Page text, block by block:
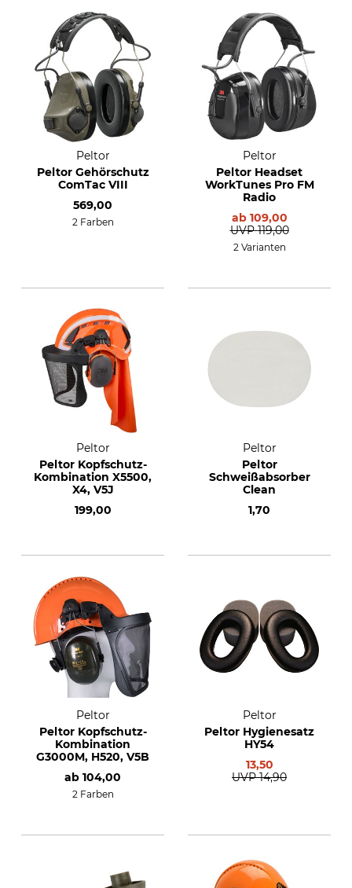
Peltor
Peltor Gehörschutz
ComTac VIII
569,00
2 Farben
Peltor
Peltor Headset
WorkTunes Pro FM
Radio
ab 109,00
UVP 119,00
2 Varianten
Peltor
Peltor Kopfschutz-
Kombination X5500,
X4, V5J
199,00
Peltor
Peltor
Schweißabsorber
Clean
1,70
Peltor
Peltor Kopfschutz-
Kombination
G3000M, H520, V5B
ab 104,00
2 Farben
Peltor
Peltor Hygienesatz
HY54
13,50
UVP 14,90